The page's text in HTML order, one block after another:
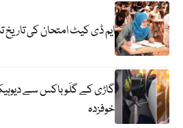
ایم ڈی کیٹ امتحان کی
گاڑی کے گلَو باکس سے دیوہیکل
خوفزدہ